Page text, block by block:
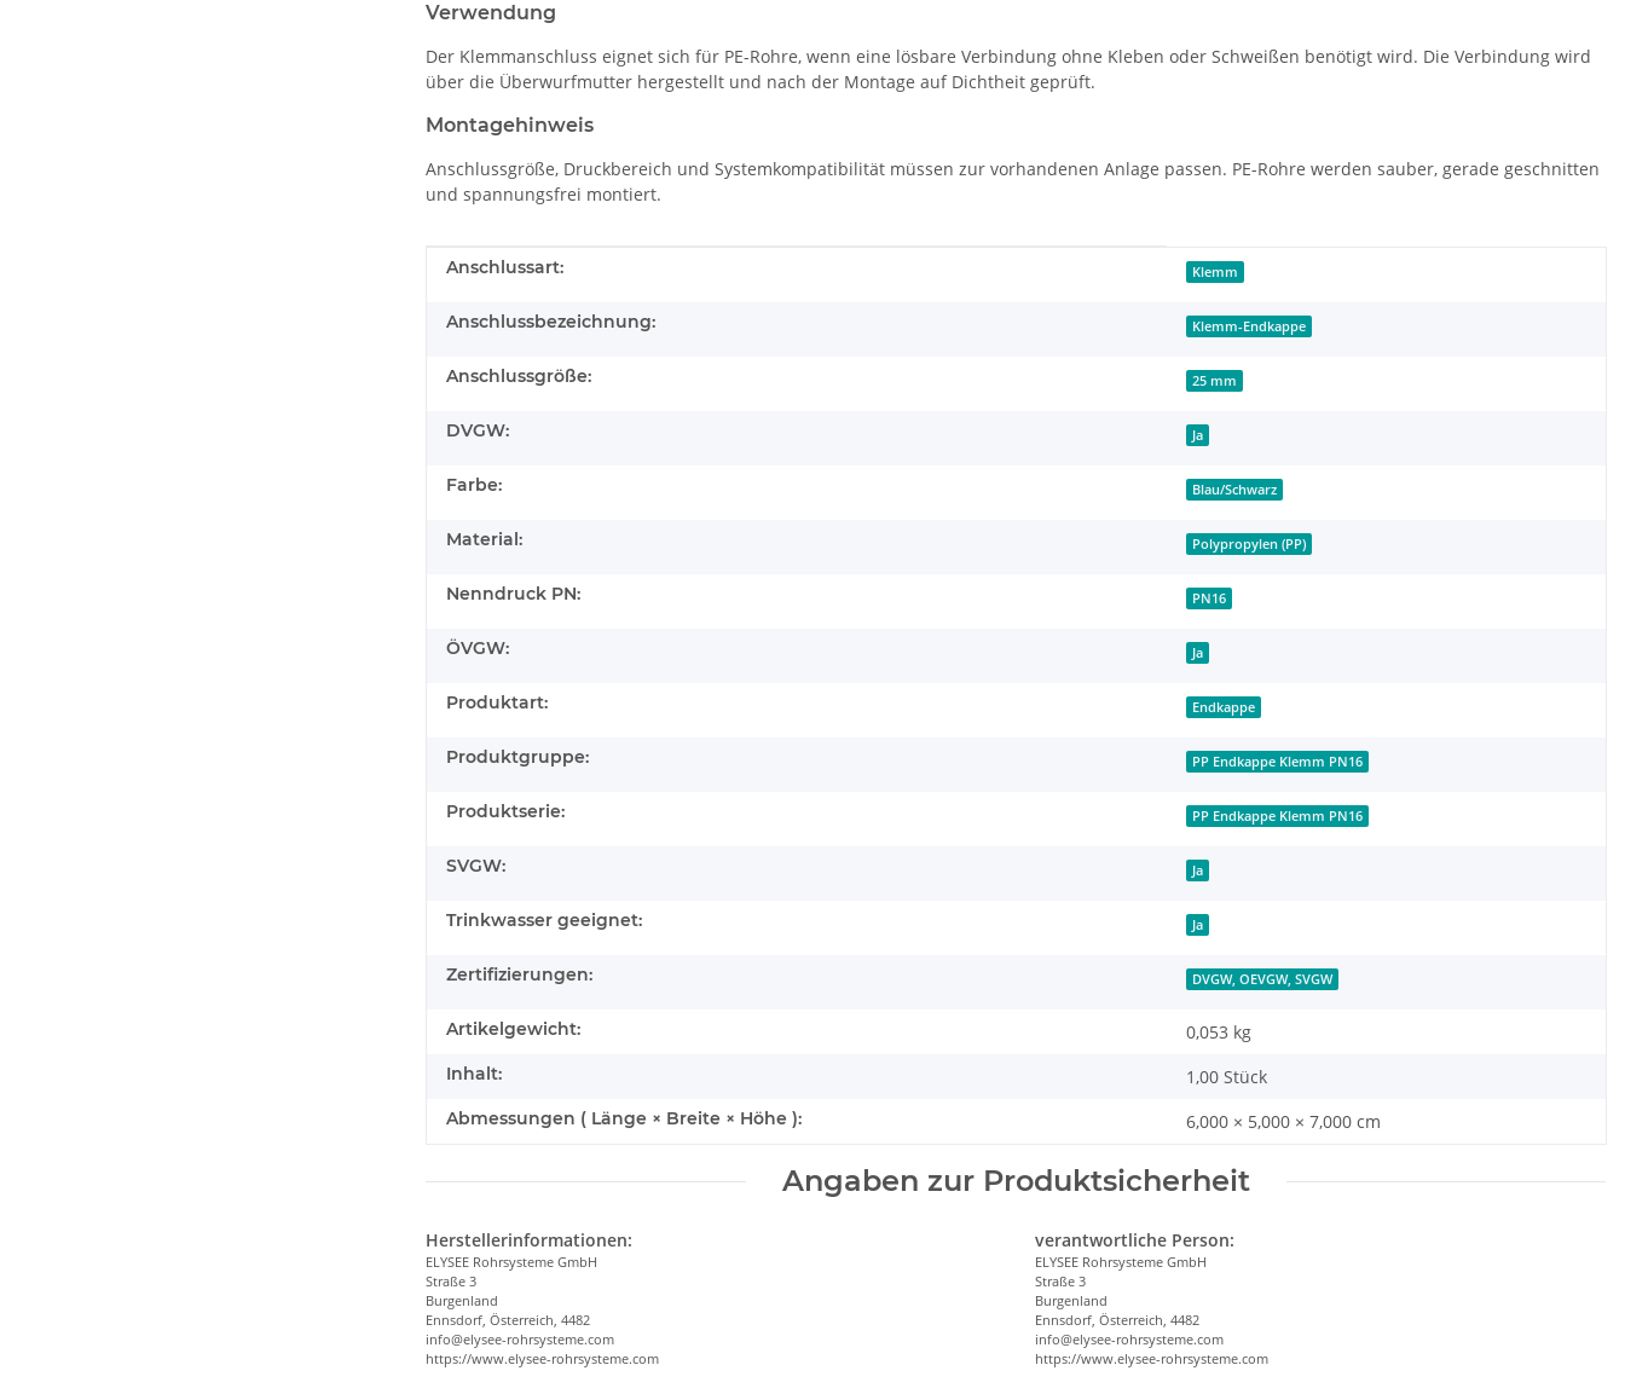
Verwendung
Der Klemmanschluss eignet sich für PE-Rohre, wenn eine lösbare Verbindung ohne Kleben oder Schweißen benötigt wird. Die Verbindung wird
über die Überwurfmutter hergestellt und nach der Montage auf Dichtheit geprüft.
Montagehinweis
Anschlussgröße, Druckbereich und Systemkompatibilität müssen zur vorhandenen Anlage passen. PE-Rohre werden sauber, gerade geschnitten
und spannungsfrei montiert.
Produkteigenschaft
Wert
Anschlussart: Klemm
Anschlussbezeichnung: Klemm-Endkappe
Anschlussgröße: 25 mm
DVGW: Ja
Farbe: Blau/Schwarz
Material: Polypropylen (PP)
Nenndruck PN: PN16
ÖVGW: Ja
Produktart: Endkappe
Produktgruppe: PP Endkappe Klemm PN16
Produktserie: PP Endkappe Klemm PN16
SVGW: Ja
Trinkwasser geeignet: Ja
Zertifizierungen: DVGW, OEVGW, SVGW
Artikelgewicht: 0,053 kg
Inhalt: 1,00 Stück
Abmessungen ( Länge × Breite × Höhe ): 6,000 × 5,000 × 7,000 cm
Angaben zur Produktsicherheit
Herstellerinformationen:
ELYSEE Rohrsysteme GmbH
Straße 3
Burgenland
Ennsdorf, Österreich, 4482
info@elysee-rohrsysteme.com
https://www.elysee-rohrsysteme.com
verantwortliche Person:
ELYSEE Rohrsysteme GmbH
Straße 3
Burgenland
Ennsdorf, Österreich, 4482
info@elysee-rohrsysteme.com
https://www.elysee-rohrsysteme.com